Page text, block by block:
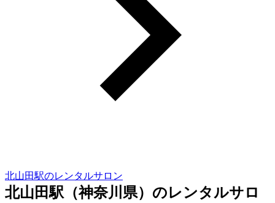
北山田駅のレンタルサロン
北山田駅（神奈川県）のレンタルサロ